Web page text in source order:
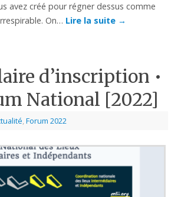
avez créé pour régner dessus comme
On… Lire la suite →
d’inscription •
National [2022]
, Forum 2022